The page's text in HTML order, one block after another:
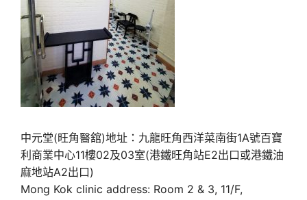
中元堂(旺角醫舘)地址：九龍旺角西洋菜南街1A號百寶
利商業中心11樓02及03室(港鐵旺角站E2出口或港鐵油
麻地站A2出口)
Mong Kok clinic address: Room 2 & 3, 11/F,